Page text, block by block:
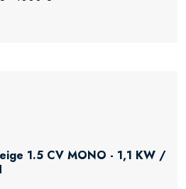
1.5 CV MONO - 1,1 KW /